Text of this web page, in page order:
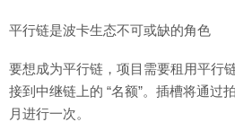
平行链是波卡生态不可或缺的角色
要想成为平行链，项目需要租用平行
接到中继链上的 “名额”。插槽将通过
月进行一次。